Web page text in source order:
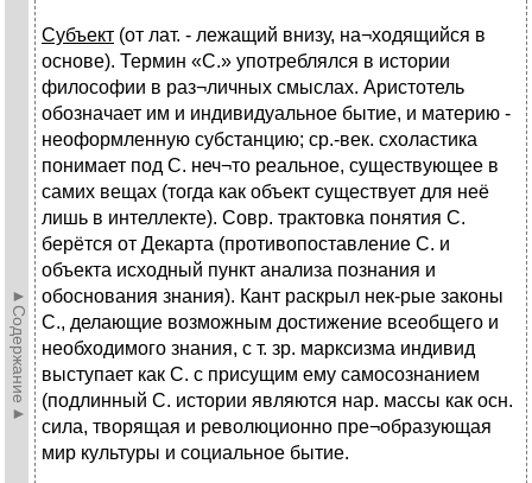
►Содержание►
Субъект (от лат. - лежащий внизу, на¬ходящийся в
основе). Термин «С.» употреблялся в истории
философии в раз¬личных смыслах. Аристотель
обозначает им и индивидуальное бытие, и материю -
неоформленную субстанцию; ср.-век. схоластика
понимает под С. неч¬то реальное, существующее в
самих вещах (тогда как объект существует для неё
лишь в интеллекте). Совр. трактовка понятия С.
берётся от Декарта (противопоставление С. и
объекта исходный пункт анализа познания и
обоснования знания). Кант раскрыл нек-рые законы
С., делающие возможным достижение всеобщего и
необходимого знания, с т. зр. марксизма индивид
выступает как С. с присущим ему самосознанием
(подлинный С. истории являются нар. массы как осн.
сила, творящая и революционно пре¬образующая
мир культуры и социальное бытие.